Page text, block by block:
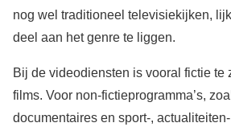
nog wel traditioneel televisiekijken,
deel aan het genre te liggen.
Bij de videodiensten is vooral fictie te
films. Voor non-fictieprogramma’s,
documentaires en sport-,